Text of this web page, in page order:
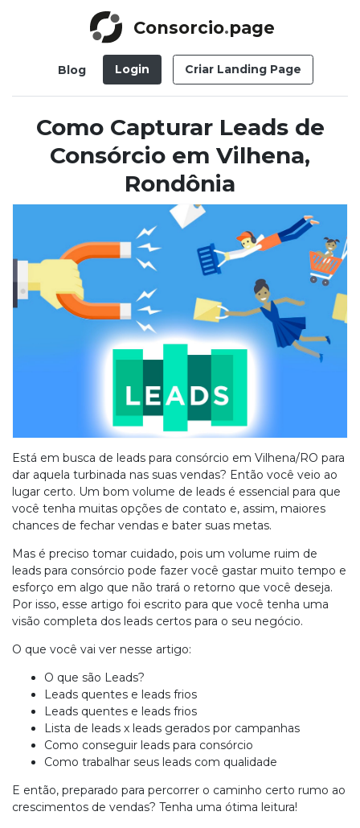
Consorcio.page
Blog Login Criar Landing Page
Como Capturar Leads de
Consórcio em Vilhena,
Rondônia
Está em busca de leads para consórcio em Vilhena/RO para
dar aquela turbinada nas suas vendas? Então você veio ao
lugar certo. Um bom volume de leads é essencial para que
você tenha muitas opções de contato e, assim, maiores
chances de fechar vendas e bater suas metas.
Mas é preciso tomar cuidado, pois um volume ruim de
leads para consórcio pode fazer você gastar muito tempo e
esforço em algo que não trará o retorno que você deseja.
Por isso, esse artigo foi escrito para que você tenha uma
visão completa dos leads certos para o seu negócio.
O que você vai ver nesse artigo:
O que são Leads?
Leads quentes e leads frios
Leads quentes e leads frios
Lista de leads x leads gerados por campanhas
Como conseguir leads para consórcio
Como trabalhar seus leads com qualidade
E então, preparado para percorrer o caminho certo rumo ao
crescimentos de vendas? Tenha uma ótima leitura!